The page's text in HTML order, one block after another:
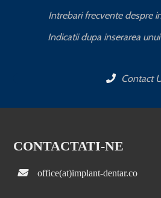
Intrebari frecvente despre
Indicatii dupa inserarea
Contact
CONTACTATI-NE
office(at)implant-dentar.co